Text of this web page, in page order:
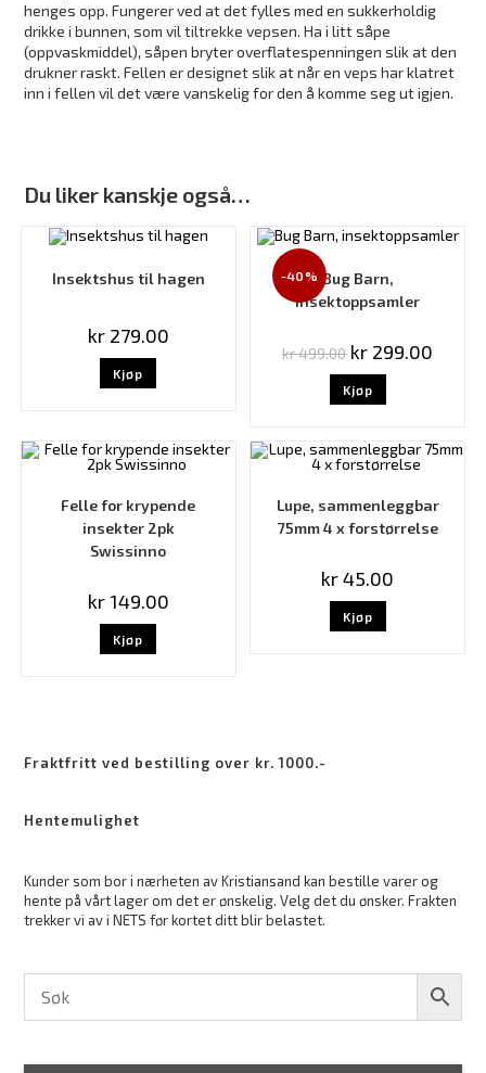
henges opp. Fungerer ved at det fylles med en sukkerholdig
drikke i bunnen, som vil tiltrekke vepsen. Ha i litt såpe
(oppvaskmiddel), såpen bryter overflatespenningen slik at den
drukner raskt. Fellen er designet slik at når en veps har klatret
inn i fellen vil det være vanskelig for den å komme seg ut igjen.
Du liker kanskje også…
Insektshus til hagen
kr279.00
Kjøp
-40% Bug Barn,
insektoppsamler
kr499.00 kr 299.00
Kjøp
Felle for krypende
insekter 2pk
Swissinno
kr149.00
Kjøp
Lupe, sammenleggbar
75mm 4 x forstørrelse
kr45.00
Kjøp
Fraktfritt ved bestilling over kr. 1000.-
Hentemulighet
Kunder som bor i nærheten av Kristiansand kan bestille varer og
hente på vårt lager om det er ønskelig. Velg det du ønsker. Frakten
trekker vi av i NETS før kortet ditt blir belastet.